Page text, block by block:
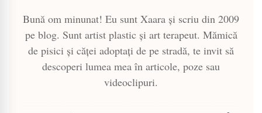
Bună om minunat! Eu sunt Xaara și scriu din 2009
pe blog. Sunt artist plastic și art terapeut. Mămică
de pisici și căței adoptați de pe stradă, te invit să
descoperi lumea mea în articole, poze sau
videoclipuri.